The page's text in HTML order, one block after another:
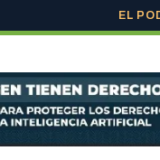
EL